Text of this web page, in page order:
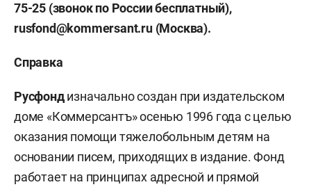
75-25 (звонок по России бесплатный),
rusfond@kommersant.ru (Москва).
Справка
Русфондизначально создан при издательском
доме «Коммерсантъ» осенью 1996 года с целью
оказания помощи тяжелобольным детям на
основании писем, приходящих в издание. Фонд
работает на принципах адресной и прямой